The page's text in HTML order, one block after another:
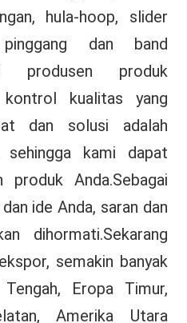
hula-hoop, slider
dan band
produsen produk
kualitas yang
dan solusi adalah
sehingga kami dapat
produk Anda.Sebagai
ide Anda, saran dan
dihormati.Sekarang
semakin banyak
Eropa Timur,
Amerika Utara